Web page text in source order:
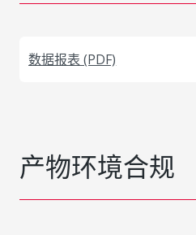
数据报表 (PDF)
产物环境合规